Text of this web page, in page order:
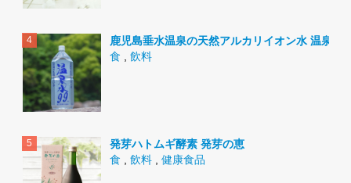
鹿児島垂水温泉の天然アルカリイオン水 温泉水
食 , 飲料
発芽ハトムギ酵素 発芽の恵
食 , 飲料 , 健康食品